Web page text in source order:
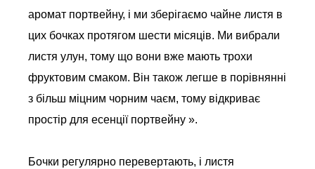
аромат портвейну, і ми зберігаємо чайне листя в
цих бочках протягом шести місяців. Ми вибрали
листя улун, тому що вони вже мають трохи
фруктовим смаком. Він також легше в порівнянні
з більш міцним чорним чаєм, тому відкриває
простір для есенції портвейну ».
Бочки регулярно перевертають, і листя